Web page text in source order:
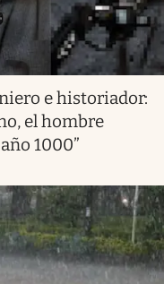
e historiador:
el hombre
1000”